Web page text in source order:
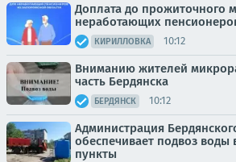
Доплата до прожиточного
неработающих
КИРИЛЛОВКА 10:12
Вниманию жителей
часть Бердянска
БЕРДЯНСК 10:12
Администрация
обеспечивает подвоз воды
пункты